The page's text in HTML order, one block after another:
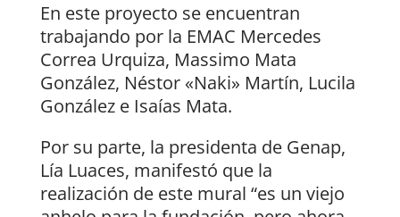
En este proyecto se encuentran
trabajando por la EMAC Mercedes
Correa Urquiza, Massimo Mata
González, Néstor «Naki» Martín, Lucila
González e Isaías Mata.
Por su parte, la presidenta de Genap,
Lía Luaces, manifestó que la
realización de este mural “es un viejo